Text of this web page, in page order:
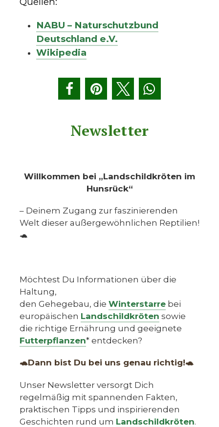
NABU – Naturschutzbund
Deutschland e.V.
Wikipedia
Newsletter
Willkommen bei „Landschildkröten im
Hunsrück“
– Deinem Zugang zur faszinierenden
Welt dieser außergewöhnlichen Reptilien!
🐢
Möchtest Du Informationen über die
Haltung,
den Gehegebau, die Winterstarre bei
europäischen Landschildkröten sowie
die richtige Ernährung und geeignete
Futterpflanzen* entdecken?
🐢Dann bist Du bei uns genau richtig!🐢
Unser Newsletter versorgt Dich
regelmäßig mit spannenden Fakten,
praktischen Tipps und inspirierenden
Geschichten rund um Landschildkröten.